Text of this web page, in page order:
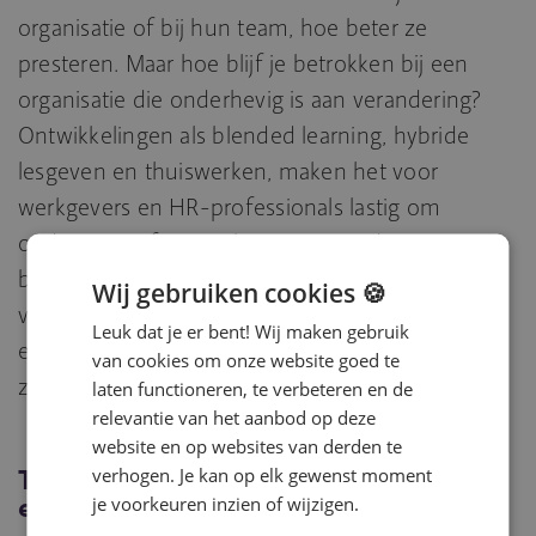
organisatie of bij hun team, hoe beter ze
presteren. Maar hoe blijf je betrokken bij een
organisatie die onderhevig is aan verandering?
Ontwikkelingen als blended learning, hybride
lesgeven en thuiswerken, maken het voor
werkgevers en HR-professionals lastig om
onderwijsprofessionals gemotiveerd en
betrokken te houden. Door ruimte te creëren
voor nieuwe ideeën, meer verantwoordelijkheid
en persoonlijk leiderschap voelen leerkrachten
zich meer gezien en gewaardeerd.
Trend 3: Duurzaam inzetbaar door
een leven lang leren
Wij gebruiken cookies 🍪
Leuk dat je er bent! Wij maken gebruik
van cookies om onze website goed te
laten functioneren, te verbeteren en de
relevantie van het aanbod op deze
website en op websites van derden te
verhogen. Je kan op elk gewenst moment
je voorkeuren inzien of wijzigen.